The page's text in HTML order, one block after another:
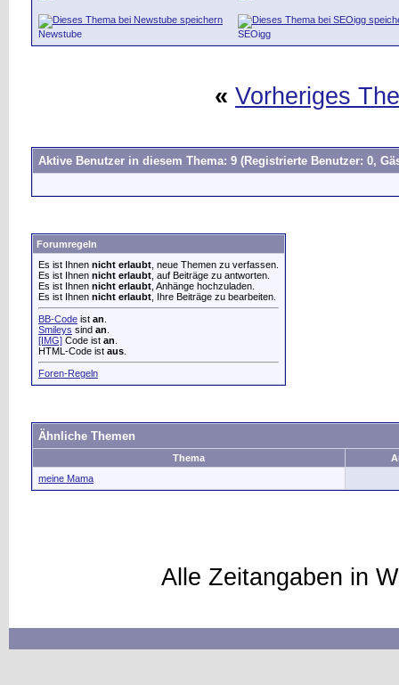
Newstube SEOigg
« Vorheriges
Aktive Benutzer in diesem Thema: 9 (Registrierte Benutzer: 0,
Forumregeln
Es ist Ihnen nicht erlaubt , neue Themen zu verfassen.
Es ist Ihnen nicht erlaubt , auf Beiträge zu antworten.
Es ist Ihnen nicht erlaubt , Anhänge hochzuladen.
Es ist Ihnen nicht erlaubt , Ihre Beiträge zu bearbeiten.
BB-Code ist an
Smileys sind an
[IMG] Code ist an
HTML-Code ist aus
Foren-Regeln
Ähnliche Themen
Thema
meine Mama
Alle Zeitangaben in